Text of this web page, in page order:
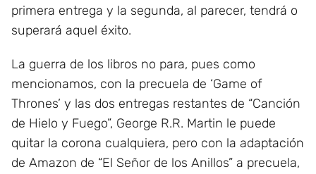
primera entrega y la segunda, al parecer, tendrá o
superará aquel éxito.
La guerra de los libros no para, pues como
mencionamos, con la precuela de ‘Game of
Thrones’ y las dos entregas restantes de “Canción
de Hielo y Fuego”, George R.R. Martin le puede
quitar la corona cualquiera, pero con la adaptación
de Amazon de “El Señor de los Anillos” a precuela,